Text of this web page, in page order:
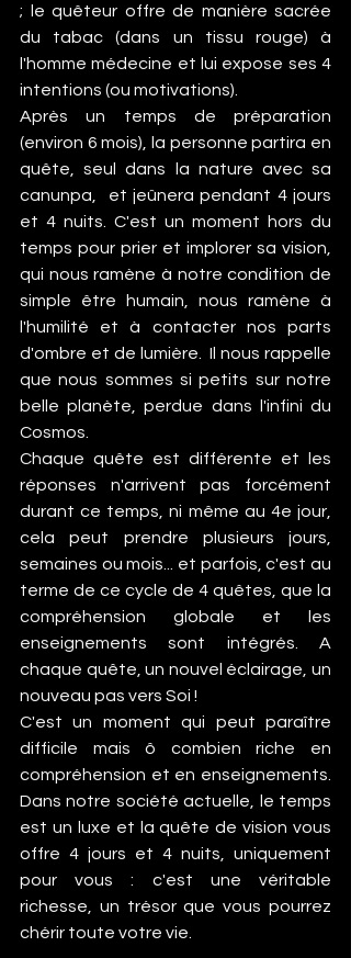
; le quêteur offre de manière sacrée
du tabac (dans un tissu rouge) à
l'homme médecine et lui expose ses 4
intentions (ou motivations).
Après un temps de préparation
(environ 6 mois), la personne partira en
quête, seul dans la nature avec sa
canunpa,  et jeûnera pendant 4 jours
et 4 nuits. C'est un moment hors du
temps pour prier et implorer sa vision,
qui nous ramène à notre condition de
simple être humain, nous ramène à
l'humilité et à contacter nos parts
d'ombre et de lumière.  Il nous rappelle
que nous sommes si petits sur notre
belle planète, perdue dans l'infini du
Cosmos.
Chaque quête est différente et les
réponses n'arrivent pas forcément
durant ce temps, ni même au 4e jour,
cela peut prendre plusieurs jours,
semaines ou mois... et parfois, c'est au
terme de ce cycle de 4 quêtes, que la
compréhension globale et les
enseignements sont intégrés. A
chaque quête, un nouvel éclairage, un
nouveau pas vers Soi !
C'est un moment qui peut paraître
difficile mais ô combien riche en
compréhension et en enseignements.
Dans notre société actuelle, le temps
est un luxe et la quête de vision vous
offre 4 jours et 4 nuits, uniquement
pour vous : c'est une véritable
richesse, un trésor que vous pourrez
chérir toute votre vie.